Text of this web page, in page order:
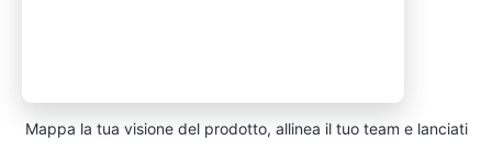
Mappa la tua visione del prodotto, allinea il tuo team e lanciati